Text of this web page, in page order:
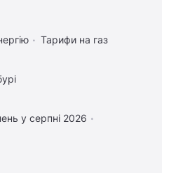
Тарифи на газ
у серпні 2026